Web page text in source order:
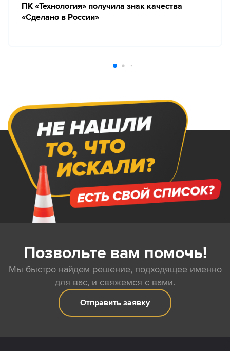
ПК «Технология» получила знак качества
«Сделано в России»
Позвольте вам помочь!
Мы быстро найдем решение, подходящее именно
для вас, и свяжемся с вами.
Отправить заявку